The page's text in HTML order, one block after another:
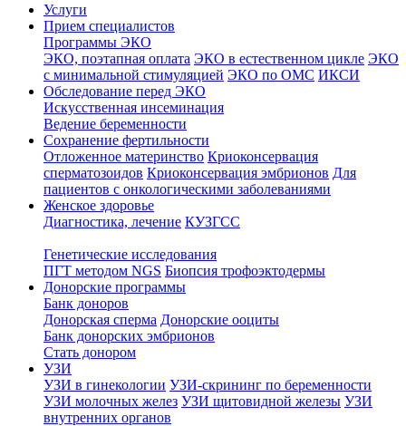
Услуги
Прием специалистов
Программы ЭКО
ЭКО, поэтапная оплата ЭКО в естественном цикле ЭКО
с минимальной стимуляцией ЭКО по ОМС ИКСИ
Обследование перед ЭКО
Искусственная инсеминация
Ведение беременности
Сохранение фертильности
Отложенное материнство Криоконсервация
сперматозоидов Криоконсервация эмбрионов Для
пациентов с онкологическими заболеваниями
Женское здоровье
Диагностика, лечение КУЗГСС
Генетические исследования
ПГТ методом NGS Биопсия трофоэктодермы
Донорские программы
Банк доноров
Донорская сперма Донорские ооциты
Банк донорских эмбрионов
Стать донором
УЗИ
УЗИ в гинекологии УЗИ-скрининг по беременности
УЗИ молочных желез УЗИ щитовидной железы УЗИ
внутренних органов